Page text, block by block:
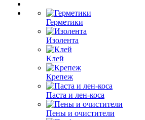
Герметики
Изолента
Клей
Крепеж
Паста и лен-коса
Пены и очистители